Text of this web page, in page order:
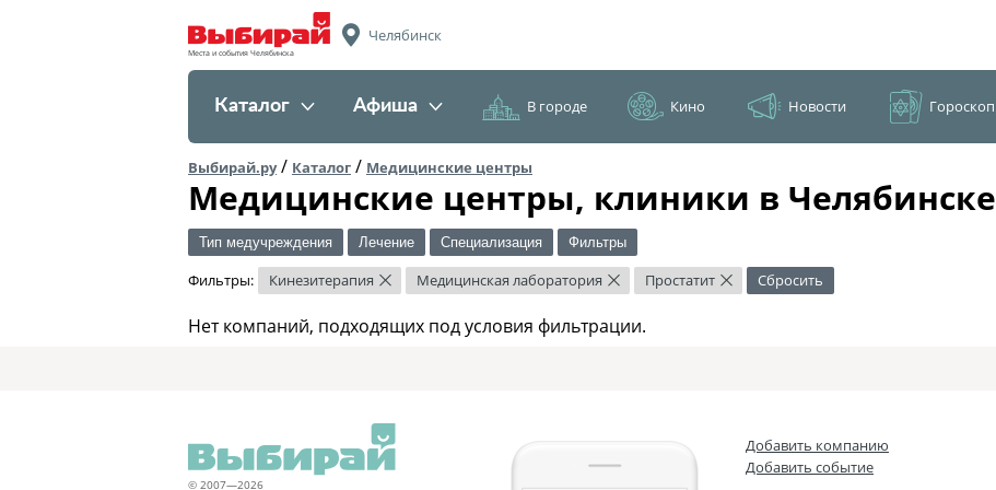
Места и события Челябинска
Челябинск
Каталог Афиша В городе Кино Новости Гороскоп
Выбирай.ру/ Каталог / Медицинские центры
Медицинские центры, клиники в Челябинске
Тип медучреждения Лечение Специализация Фильтры
Фильтры: Кинезитерапия × Медицинская лаборатория × Простатит × Сбросить
Нет компаний, подходящих под условия фильтрации.
© 2007—2026
Добавить компанию
Добавить событие